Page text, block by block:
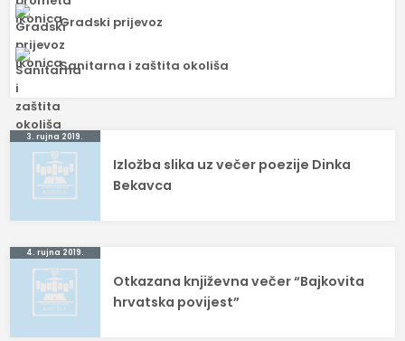
Gradski prijevoz
Sanitarna i zaštita okoliša
Navigacija
objava
3. rujna 2019.
Izložba slika uz večer poezije Dinka
Bekavca
4. rujna 2019.
Otkazana književna večer “Bajkovita
hrvatska povijest”